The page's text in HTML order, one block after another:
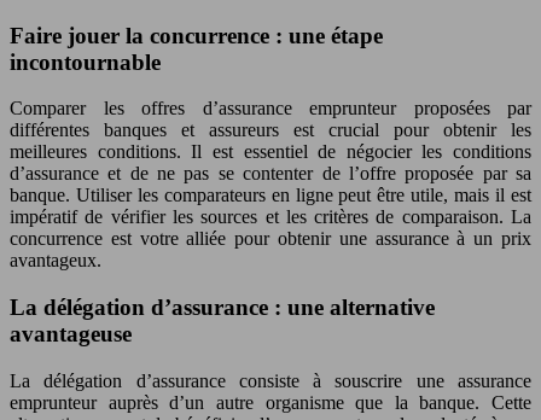
Faire jouer la concurrence : une étape
incontournable
Comparer les offres d’assurance emprunteur proposées par
différentes banques et assureurs est crucial pour obtenir les
meilleures conditions. Il est essentiel de négocier les conditions
d’assurance et de ne pas se contenter de l’offre proposée par sa
banque. Utiliser les comparateurs en ligne peut être utile, mais il est
impératif de vérifier les sources et les critères de comparaison. La
concurrence est votre alliée pour obtenir une assurance à un prix
avantageux.
La délégation d’assurance : une alternative
avantageuse
La délégation d’assurance consiste à souscrire une assurance
emprunteur auprès d’un autre organisme que la banque. Cette